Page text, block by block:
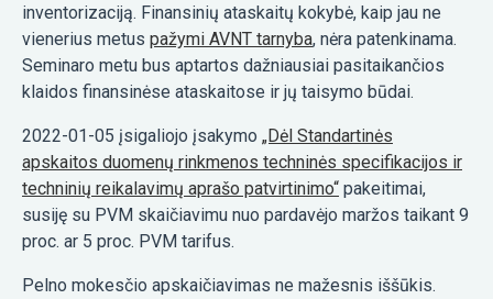
inventorizaciją. Finansinių ataskaitų kokybė, kaip jau ne
vienerius metus pažymi AVNT tarnyba, nėra patenkinama.
Seminaro metu bus aptartos dažniausiai pasitaikančios
klaidos finansinėse ataskaitose ir jų taisymo būdai.
2022-01-05 įsigaliojo įsakymo „Dėl Standartinės
apskaitos duomenų rinkmenos techninės specifikacijos ir
techninių reikalavimų aprašo patvirtinimo“ pakeitimai,
susiję su PVM skaičiavimu nuo pardavėjo maržos taikant 9
proc. ar 5 proc. PVM tarifus.
Pelno mokesčio apskaičiavimas ne mažesnis iššūkis.